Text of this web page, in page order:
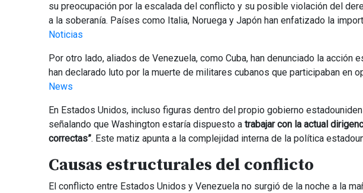
su preocupación por la escalada del conflicto y su posible violación del
a la soberanía. Países como Italia, Noruega y Japón han enfatizado la
Noticias
Por otro lado, aliados de Venezuela, como Cuba, han denunciado la acción
han declarado luto por la muerte de militares cubanos que participaban en
News
En Estados Unidos, incluso figuras dentro del propio gobierno
señalando que Washington estaría dispuesto a trabajar con la actual
correctas”. Este matiz apunta a la complejidad interna de la política
Causas estructurales del conflicto
El conflicto entre Estados Unidos y Venezuela no surgió de la noche a la